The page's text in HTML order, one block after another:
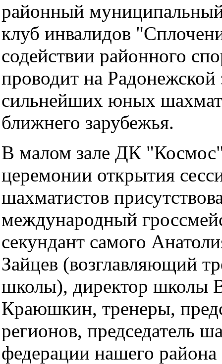
районный
клуб инвалидов
содействии районного
проводит на Радонежской
сильнейших юных
ближнего зарубежья.
В малом зале ДК
церемонии открытия
шахматистов
международный
секундант самого
Зайцев (возглавляющий
школы), директор школы
Краюшкин, тренеры,
регионов, председатель
федерации нашего района